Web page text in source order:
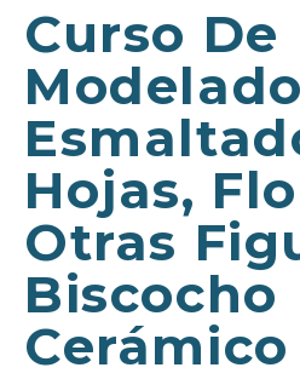
Curso De
Hojas,
Otras
Biscocho
Cerámico